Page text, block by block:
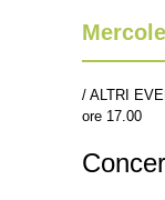
/ ALTRI
ore 17.00